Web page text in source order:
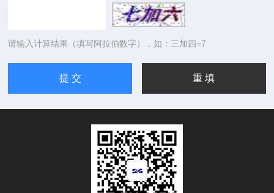
请输入计算结果（填写阿拉伯数字），如：三加四=7